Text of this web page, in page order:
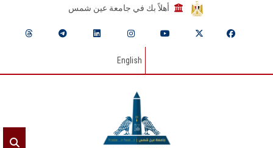
أهلاً بك في جامعة عين شمس
English